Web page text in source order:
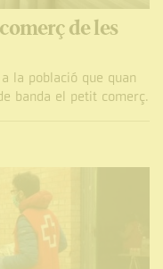
de les
la població que quan
banda el petit comerç.